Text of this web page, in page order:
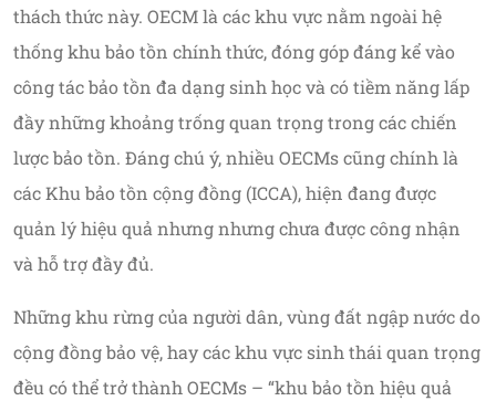
thách thức này. OECM là các khu vực nằm ngoài hệ
thống khu bảo tồn chính thức, đóng góp đáng kể vào
công tác bảo tồn đa dạng sinh học và có tiềm năng lấp
đầy những khoảng trống quan trọng trong các chiến
lược bảo tồn. Đáng chú ý, nhiều OECMs cũng chính là
các Khu bảo tồn cộng đồng (ICCA), hiện đang được
quản lý hiệu quả nhưng nhưng chưa được công nhận
và hỗ trợ đầy đủ.
Những khu rừng của người dân, vùng đất ngập nước do
cộng đồng bảo vệ, hay các khu vực sinh thái quan trọng
đều có thể trở thành OECMs – “khu bảo tồn hiệu quả